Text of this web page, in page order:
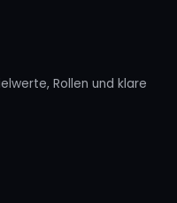
Rollen und klare